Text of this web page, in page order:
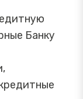
Банку